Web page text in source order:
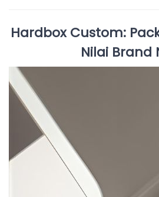
Hardbox Custom:
Nilai Brand